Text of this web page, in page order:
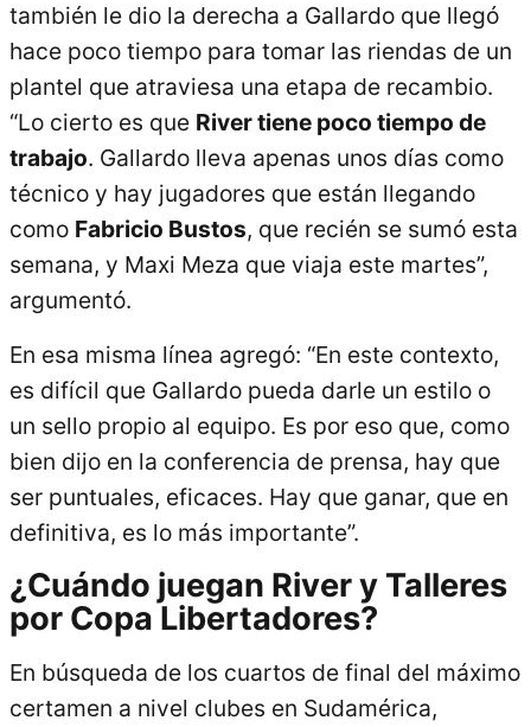
también le dio la derecha a Gallardo que llegó
hace poco tiempo para tomar las riendas de un
plantel que atraviesa una etapa de recambio.
“Lo cierto es que River tiene poco tiempo de
trabajo. Gallardo lleva apenas unos días como
técnico y hay jugadores que están llegando
como Fabricio Bustos, que recién se sumó esta
semana, y Maxi Meza que viaja este martes”,
argumentó.
En esa misma línea agregó: “En este contexto,
es difícil que Gallardo pueda darle un estilo o
un sello propio al equipo. Es por eso que, como
bien dijo en la conferencia de prensa, hay que
ser puntuales, eficaces. Hay que ganar, que en
definitiva, es lo más importante”.
¿Cuándo juegan River y Talleres
por Copa Libertadores?
En búsqueda de los cuartos de final del máximo
certamen a nivel clubes en Sudamérica,